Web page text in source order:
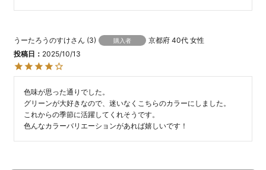
うーたろうのすけ 3 購入者 京都府 40代 女性
投稿日
2025/10/13
色味が思った通りでした。
グリーンが大好きなので、迷いなくこちらのカラーにしました。
これからの季節に活躍してくれそうです。
色んなカラーバリエーションがあれば嬉しいです！